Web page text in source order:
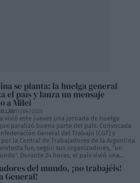
se planta: la huelga general
el país y lanza un mensaje
a Milei
11/04/2025
vivió este jueves una jornada de huelga
paralizó buena parte del país. Convocada
General del Trabajo (CGT) y
la Central de Trabajadores de la Argentina
protesta fue, según sus organizadores, “un
Durante 24 horas, el país vivió una...
del mundo, ¡no trabajéis!
General!